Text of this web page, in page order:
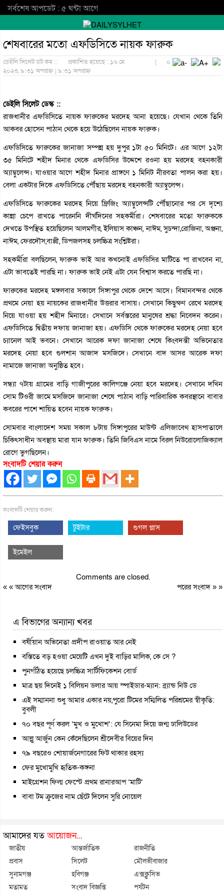
সর্বশেষ আপডেট : ৫ ঘন্টা আগে
শেষবারের মতো এফডিসিতে নায়ক ফারুক
ডেইলি সিলেট ডট কম ::
প্রকাশিত হয়েছে : ১৬ মে
২০২৩, ৯:৩১ অপরাহ্ন | ৯:৩১ অপরাহ্ন
| ০
ডেইলি সিলেট ডেস্ক ::
রাজধানীর এফডিসিতে নায়ক ফারুকের মরদেহ আনা হয়েছে। যেখান থেকে তিনি
আকবর হোসেন পাঠান থেকে হয়ে উঠেছিলেন নায়ক ফারুক।
এফডিসিতে ফারুকের জানাজা সম্পন্ন হয় দুপুর ১টা ৫০ মিনিটে। এর আগে ১২টা
৩৫ মিনিটে শহীদ মিনার থেকে এফডিসির উদ্দেশে রওনা হয় মরদেহ বহনকারী
অ্যাম্বুলেন্স। যাওয়ার আগে শহীদ মিনার প্রাঙ্গণে ১ মিনিট নীরবতা পালন করা হয়।
বেলা একটার দিকে এফডিসিতে পৌঁছায় মরদেহ বহনকারী অ্যাম্বুলেন্স।
এফডিসিতে ফারুকের মরদেহ নিয়ে ফ্রিজিং অ্যাম্বুলেন্সটি পৌঁছানোর পর সে দৃশ্যে
কান্না চেপে রাখতে পারেননি দীর্ঘদিনের সহকর্মীরা। শেষবারের মতো ফারুককে
দেখতে উপস্থিত হয়েছিলেন আলমগীর, ইলিয়াস কাঞ্চন, নাঈম, সুচন্দা,রোজিনা, অঞ্জনা,
নাঈম, ফেরদৌস,বাপ্পী, ডিপজলসহ চলচ্চিত্র সংশ্লিষ্টরা।
সহকর্মীরা বলছিলেন, ফারুক ভাই আর কখনোই এফডিসির মাটিতে পা রাখবেন না,
এটা ভাবতেই পারছি না। ফারুক ভাই নেই এটা যেন বিশ্বাস করতে পারছি না।
ফারুকের মরদেহ মঙ্গলবার সকালে সিঙ্গাপুর থেকে দেশে আসে। বিমানবন্দর থেকে
প্রথমে নেয়া হয় নায়কের রাজধানীর উত্তরার বাসায়। সেখানে কিছুক্ষণ রেখে মরদেহ
নিয়ে যাওয়া হয় শহীদ মিনারে। সেখানে সর্বস্তরের মানুষের শ্রদ্ধা নিবেদন করেন।
এফডিসিতে দ্বিতীয় দফায় জানাজা হয়। এফডিসি থেকে ফারুকের মরদেহ নেয়া হবে
চ্যানেল আই ভবনে। সেখানে আরেক দফা জানাজা শেষে কিংবদন্তী অভিনেতার
মরদেহ নেয়া হবে গুলশান আজাদ মসজিদে। সেখানে বাদ আসর আরেক দফা
নামাজে জানাজা অনুষ্ঠিত হবে।
সন্ধ্যা ৭টায় গ্রামের বাড়ি গাজীপুরের কালিগঞ্জে নেয়া হবে মরদেহ। সেখানে দখিন
সোম টিওরী জামে মসজিদে জানাজা শেষে পাঠান বাড়ি পারিবারিক কবরস্থানে বাবার
কবরের পাশে শায়িত হবেন নায়ক ফারুক।
সোমবার বাংলাদেশ সময় সকাল ৮টায় সিঙ্গাপুরের মাউন্ট এলিজাবেথ হাসপাতালে
চিকিৎসাধীন অবস্থায় মারা যান ফারুক। তিনি জিবিএস নামে বিরল নিউরোলোজিক্যাল
রোগে ভুগছিলেন।
সংবাদটি শেয়ার করুন
সংবাদটি শেয়ার করুন:
ফেইসবুক টুইটার গুগল প্লাস
ইমেইল
Comments are closed.
« «আগের সংবাদ পরের সংবাদ» »
এ বিভাগের অন্যান্য খবর
বর্ষীয়ান অভিনেতা প্রদীপ রাওয়াত আর নেই
বস্তিতে বড় হওয়া মেয়েটি এখন দুই বাড়ির মালিক, কে সে ?
পুনর্গঠিত হয়েছে চলচ্চিত্র সার্টিফিকেশন বোর্ড
মাত্র ছয় দিনেই ১ বিলিয়ন ডলার আয় স্পাইডার-ম্যান: ব্র্যান্ড নিউ ডে
এই সম্মাননা শুধু আমার একার নয়,পুরো টিমের সম্মিলিত পরিশ্রমের স্বীকৃতি:
বুবলী
৭০ বছর পূর্ণ করল ‘মুখ ও মুখোশ’: যে সিনেমা দিয়ে জন্ম ঢালিউডের
আল্লু আর্জুন কেন কেঁদেছিলেন শ্রীদেবীর বিয়ের দিন
৭৯ বছরেও শোয়ার্জনেগারের ফিট থাকার রহস্য
ফের মুখোমুখি হৃতিক-কঙ্গনা
মাইগ্রেশন ফিল্ম ফেস্টে প্রথম রানারআপ ‘মাটি’
বাবা টম ক্রুজের নাম ছেঁটে দিলেন সুরি নোয়েল
আমাদের যতআয়োজন...
জাতীয় আন্তর্জাতিক
রাজনীতি
প্রবাস
সিলেট
মৌলভীবাজার
সুনামগঞ্জ
হবিগঞ্জ
এক্সক্লুসিভ
মতামত
সংবাদ বিজ্ঞপ্তি পর্যটন